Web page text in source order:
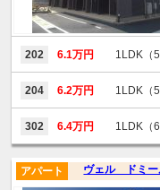
202 6.1万円 1LDK（
204 6.2万円 1LDK（
302 6.4万円 1LDK（
ヴェル ドミ
アパート